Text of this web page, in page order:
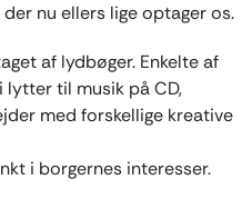
nu ellers lige optager os.
af lydbøger. Enkelte af
lytter til musik på CD,
med forskellige kreative
i borgernes interesser.